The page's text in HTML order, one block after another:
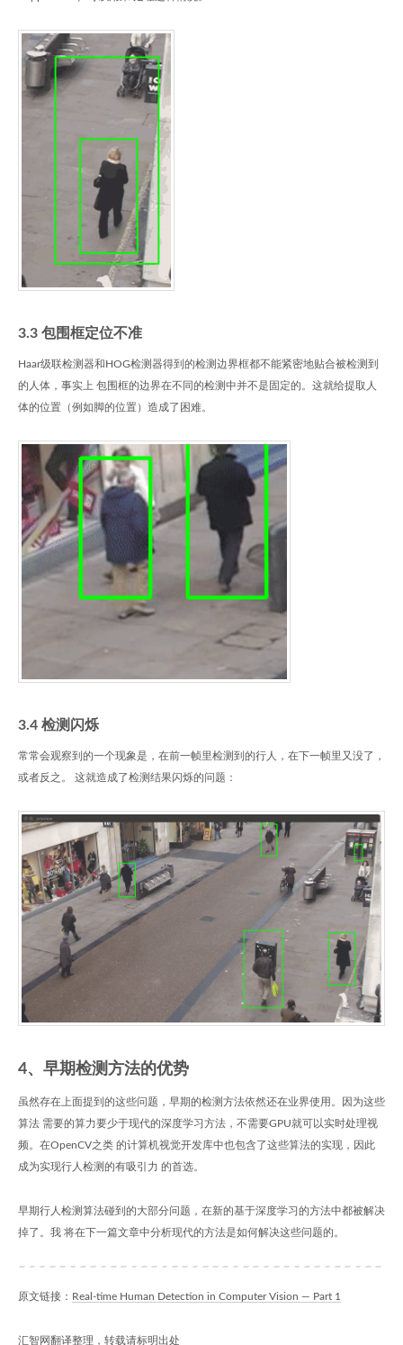
3.3 包围框定位不准
Haar级联检测器和HOG检测器得到的检测边界框都不能紧密地贴合被检测到
的人体，事实上 包围框的边界在不同的检测中并不是固定的。这就给提取人
体的位置（例如脚的位置）造成了困难。
3.4 检测闪烁
常常会观察到的一个现象是，在前一帧里检测到的行人，在下一帧里又没了，
或者反之。 这就造成了检测结果闪烁的问题：
4、早期检测方法的优势
虽然存在上面提到的这些问题，早期的检测方法依然还在业界使用。因为这些
算法 需要的算力要少于现代的深度学习方法，不需要GPU就可以实时处理视
频。在OpenCV之类 的计算机视觉开发库中也包含了这些算法的实现，因此
成为实现行人检测的有吸引力 的首选。
早期行人检测算法碰到的大部分问题，在新的基于深度学习的方法中都被解决
掉了。我 将在下一篇文章中分析现代的方法是如何解决这些问题的。
原文链接： Real-time Human Detection in Computer Vision — Part 1
汇智网翻译整理，转载请标明出处